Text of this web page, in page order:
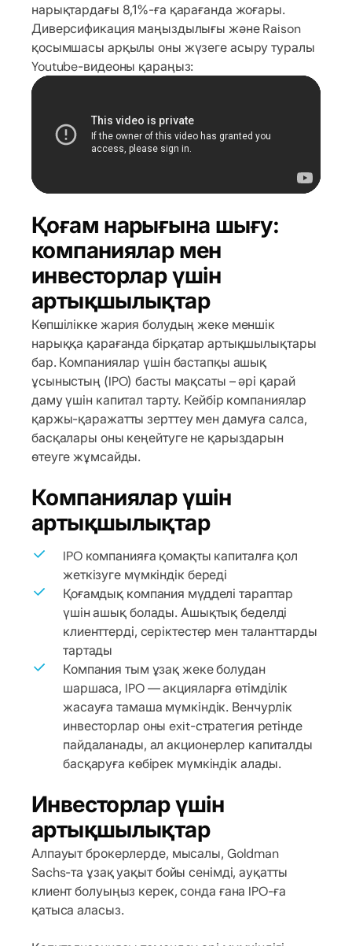
нарықтардағы 8,1%-ға қарағанда жоғары.
Диверсификация маңыздылығы және Raison
қосымшасы арқылы оны жүзеге асыру туралы
Youtube-видеоны қараңыз:
Қоғам нарығына шығу:
компаниялар мен
инвесторлар үшін
артықшылықтар
Көпшілікке жария болудың жеке меншік
нарыққа қарағанда бірқатар артықшылықтары
бар. Компаниялар үшін бастапқы ашық
ұсыныстың (IPO) басты мақсаты – әрі қарай
даму үшін капитал тарту. Кейбір компаниялар
қаржы-қаражатты зерттеу мен дамуға салса,
басқалары оны кеңейтуге не қарыздарын
өтеуге жұмсайды.
Компаниялар үшін
артықшылықтар
IPO компанияға қомақты капиталға қол
жеткізуге мүмкіндік береді
Қоғамдық компания мүдделі тараптар
үшін ашық болады. Ашықтық беделді
клиенттерді, серіктестер мен таланттарды
тартады
Компания тым ұзақ жеке болудан
шаршаса, IPO — акцияларға өтімділік
жасауға тамаша мүмкіндік. Венчурлік
инвесторлар оны exit-стратегия ретінде
пайдаланады, ал акционерлер капиталды
басқаруға көбірек мүмкіндік алады.
Инвесторлар үшін
артықшылықтар
Алпауыт брокерлерде, мысалы, Goldman
Sachs-та ұзақ уақыт бойы сенімді, ауқатты
клиент болуыңыз керек, сонда ғана IPO-ға
қатыса аласыз.